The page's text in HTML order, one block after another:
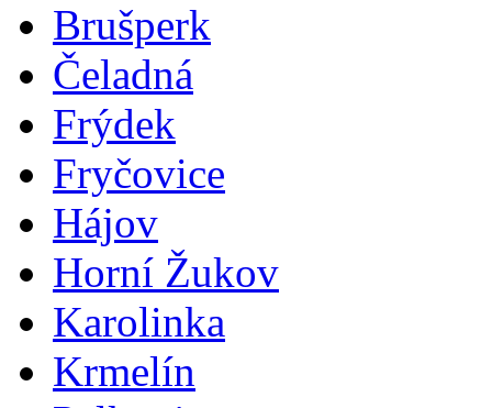
Brušperk
Čeladná
Frýdek
Fryčovice
Hájov
Horní Žukov
Karolinka
Krmelín